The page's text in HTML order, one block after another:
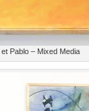
Pablo – Mixed Media